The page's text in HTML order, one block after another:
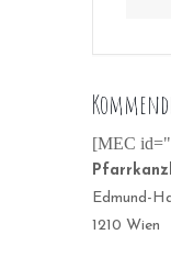
[MEC
Edmund-
1210 Wien